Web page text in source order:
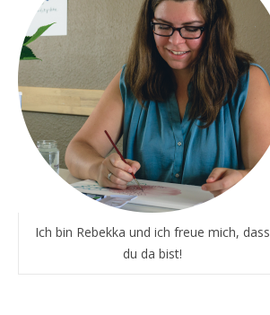
Ich bin Rebekka und ich freue mich, dass
du da bist!